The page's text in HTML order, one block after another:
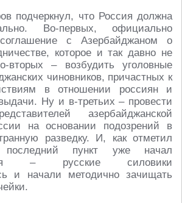
подчеркнул, что Россия должна
Во-первых, официально
соглашение с Азербайджаном о
которое и так давно не
вторых – возбудить уголовные
чиновников, причастных к
в отношении россиян и
Ну и в-третьих – провести
азербайджанской
на основании подозрений в
разведку. И, как отметил
последний пункт уже начал
– русские силовики
и начали методично зачищать